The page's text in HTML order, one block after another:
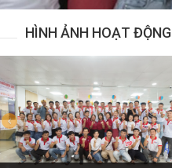
HÌNH ẢNH HOẠT ĐỘNG
Previous